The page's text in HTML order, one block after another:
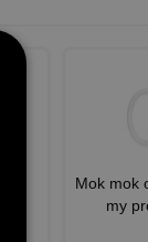
Mok mok
my